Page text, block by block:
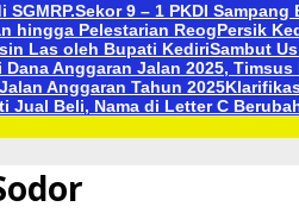
Sekor 9 – 1 PKDI
hingga Pelestarian ReogPersik
Las oleh Bupati KediriSambut
Anggaran Jalan 2025,
Anggaran Tahun 2025
Jual Beli, Nama di Letter C